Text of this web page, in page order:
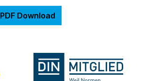
PDF Download